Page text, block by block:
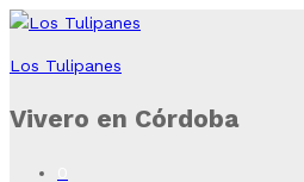
Los Tulipanes
Vivero en Córdoba